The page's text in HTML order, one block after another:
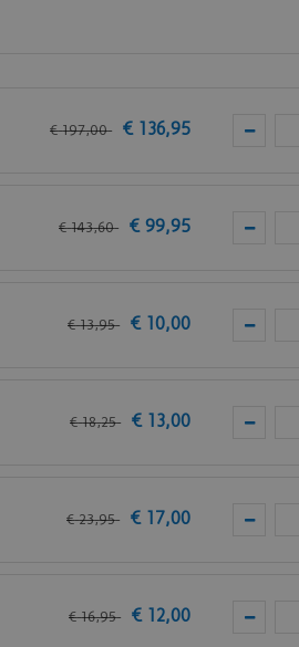
meubels? Vraag dan nu
€ 197,00 € 136,95
€ 143,60 € 99,95
€ 13,95 € 10,00
€ 18,25 € 13,00
€ 23,95 € 17,00
€ 16,95 € 12,00